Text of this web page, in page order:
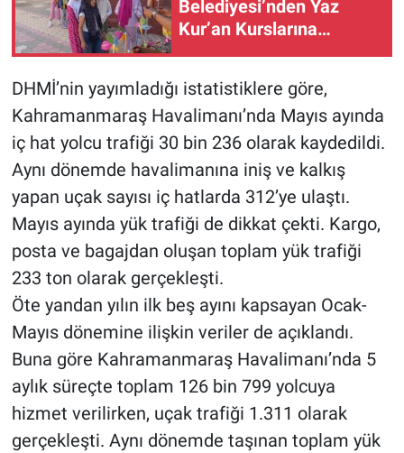
Belediyesi’nden Yaz
Kur’an Kurslarına
‘Camiler Çiçek Açtı’ ile
DHMİ’nin yayımladığı istatistiklere göre,
Kahramanmaraş Havalimanı’nda Mayıs ayında
iç hat yolcu trafiği 30 bin 236 olarak kaydedildi.
Aynı dönemde havalimanına iniş ve kalkış
yapan uçak sayısı iç hatlarda 312’ye ulaştı.
Mayıs ayında yük trafiği de dikkat çekti. Kargo,
posta ve bagajdan oluşan toplam yük trafiği
233 ton olarak gerçekleşti.
Öte yandan yılın ilk beş ayını kapsayan Ocak-
Mayıs dönemine ilişkin veriler de açıklandı.
Buna göre Kahramanmaraş Havalimanı’nda 5
aylık süreçte toplam 126 bin 799 yolcuya
hizmet verilirken, uçak trafiği 1.311 olarak
gerçekleşti. Aynı dönemde taşınan toplam yük